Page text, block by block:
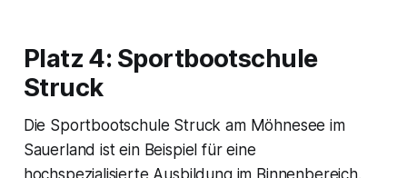
Platz 4: Sportbootschule
Struck
Die Sportbootschule Struck am Möhnesee im
Sauerland ist ein Beispiel für eine